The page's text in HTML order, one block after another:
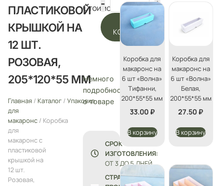
ПЛАСТИКОВОЙ
КРЫШКОЙ НА
12 ШТ.
РОЗОВАЯ,
205*120*55 ММ
Главная / Каталог / Упаковка
для
макаронс / Коробка
для
макаронс с
пластиковой
крышкой на
12 шт.
Розовая,
Стоимость:
В
КОРЗИНУ
Немного
подробностей
о товаре
СРОК
ИЗГОТОВЛЕНИЯ:
ОТ 3 ДО 5 ДНЕЙ
СТРАНА
Коробка для
макаронс на
6 шт «Волна»
Тифанни,
200*55*55 мм
33.00 ₽
В корзину
Коробка для
макаронс на
6 шт «Волна»
Белая,
200*55*55 мм
27.50 ₽
В корзину